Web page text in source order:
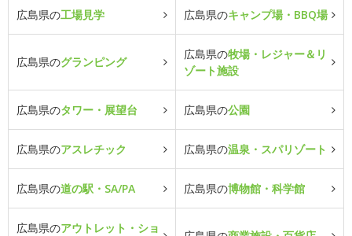
広島県の工場見学 広島県のキャンプ場・BBQ場
広島県のグランピング
広島県の牧場・レジャー＆リ
ゾート施設
広島県のタワー・展望台 広島県の公園
広島県のアスレチック 広島県の温泉・スパリゾート
広島県の道の駅・SA/PA 広島県の博物館・科学館
広島県のアウトレット・ショ